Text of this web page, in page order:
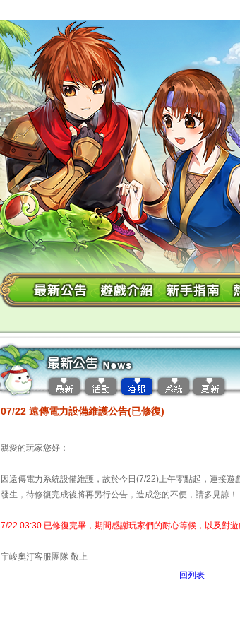
07/22 遠傳電力設備維護公告(已修復)
親愛的玩家您好：
因遠傳電力系統設備維護，故於今日(7/22)上午零點起，連接
發生，待修復完成後將再另行公告，造成您的不便，請多見諒！
7/22 03:30 已修復完畢，期間感謝玩家們的耐心等候，以及對遊
宇峻奧汀客服團隊 敬上
回列表